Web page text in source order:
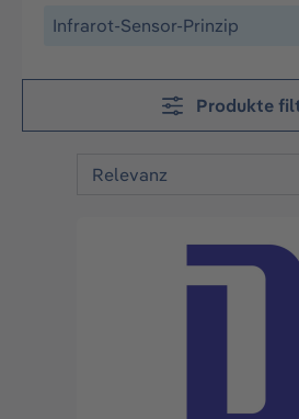
Infrarot-Sensor-Prinzip
Produkte